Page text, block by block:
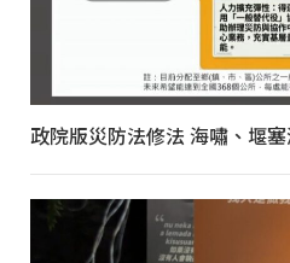
政院版災防法修法 海嘯、堰